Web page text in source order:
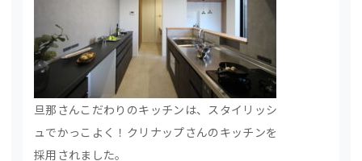
旦那さんこだわりのキッチンは、スタイリッシ
ュでかっこよく！クリナップさんのキッチンを
採用されました。